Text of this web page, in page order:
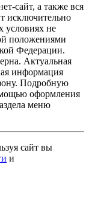
сайт, а также вся
исключительно
условиях не
положениями
Федерации.
Актуальная
информация
Подробную
оформления
меню
сайт вы
и